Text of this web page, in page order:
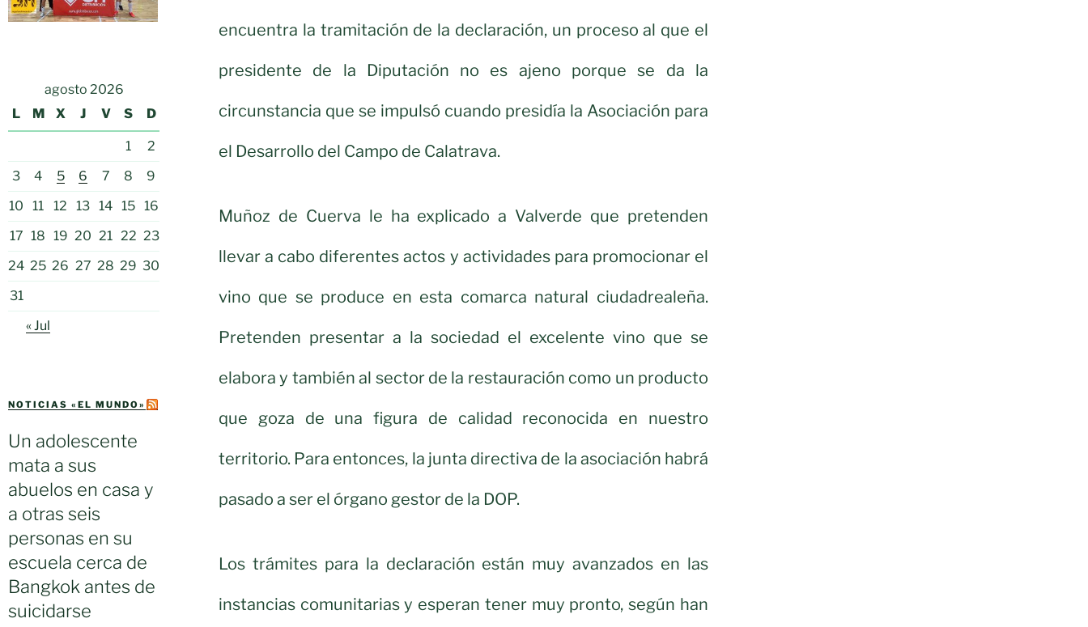
agosto 2026
L
M X J V S D
1
2
3
4 5 6 7 8
9
10
11 12 13 14 15 16
17 18 19 20 21 22 23
24 25 26 27 28 29 30
31
« Jul
NOTICIAS «EL MUNDO»
Un adolescente
mata a sus
abuelos en casa y
a otras seis
personas en su
escuela cerca de
Bangkok antes de
suicidarse
encuentra la tramitación de la declaración, un proceso al que el
presidente de la Diputación no es ajeno porque se da la
circunstancia que se impulsó cuando presidía la Asociación para
el Desarrollo del Campo de Calatrava.
Muñoz de Cuerva le ha explicado a Valverde que pretenden
llevar a cabo diferentes actos y actividades para promocionar el
vino que se produce en esta comarca natural ciudadrealeña.
Pretenden presentar a la sociedad el excelente vino que se
elabora y también al sector de la restauración como un producto
que goza de una figura de calidad reconocida en nuestro
territorio. Para entonces, la junta directiva de la asociación habrá
pasado a ser el órgano gestor de la DOP.
Los trámites para la declaración están muy avanzados en las
instancias comunitarias y esperan tener muy pronto, según han